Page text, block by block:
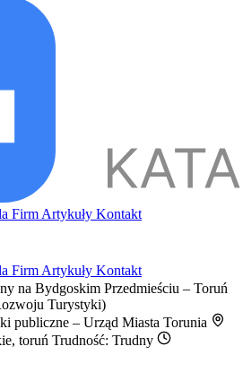
Firm Artykuły Kontakt
Firm Artykuły Kontakt
na Bydgoskim Przedmieściu – Toruń
Turystyki)
publiczne – Urząd Miasta Torunia
toruń Trudność: Trudny